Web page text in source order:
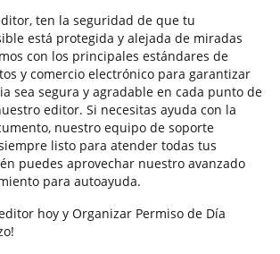
ten la seguridad de que tu
está protegida y alejada de miradas
con los principales estándares de
y comercio electrónico para garantizar
sea segura y agradable en cada punto de
editor. Si necesitas ayuda con la
nuestro equipo de soporte
listo para atender todas tus
puedes aprovechar nuestro avanzado
para autoayuda.
hoy y Organizar Permiso de Día